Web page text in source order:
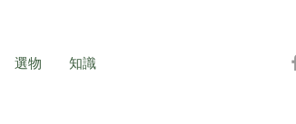
選物 知識